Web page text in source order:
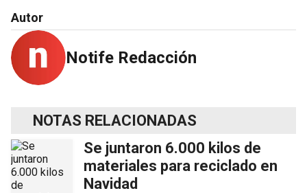
Autor
Notife Redacción
NOTAS RELACIONADAS
Se juntaron 6.000 kilos de
materiales para reciclado en
Navidad